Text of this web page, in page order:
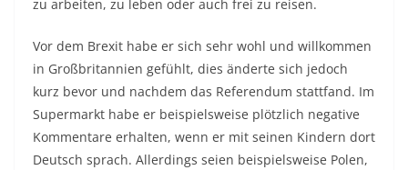
zu arbeiten, zu leben oder auch frei zu reisen.
Vor dem Brexit habe er sich sehr wohl und willkommen
in Großbritannien gefühlt, dies änderte sich jedoch
kurz bevor und nachdem das Referendum stattfand. Im
Supermarkt habe er beispielsweise plötzlich negative
Kommentare erhalten, wenn er mit seinen Kindern dort
Deutsch sprach. Allerdings seien beispielsweise Polen,